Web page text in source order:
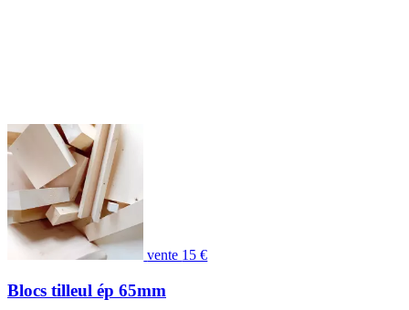
vente 15 €
Blocs tilleul ép 65mm